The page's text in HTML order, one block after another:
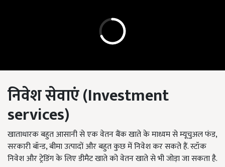
निवेश सेवाएं (Investment
services)
खाताधारक बहुत आसानी से एक वेतन बैंक खाते के माध्यम से म्यूचुअल फंड,
सरकारी बॉन्ड, बीमा उत्पादों और बहुत कुछ में निवेश कर सकते हैं. स्टॉक
निवेश और ट्रेडिंग के लिए डीमैट खाते को वेतन खाते से भी जोड़ा जा सकता है.